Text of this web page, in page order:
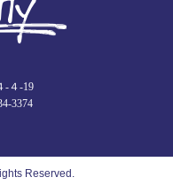
-４-19
3374
Reserved.